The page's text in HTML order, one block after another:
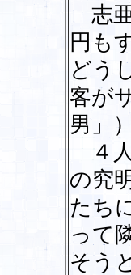
志
円も
どう
客が
男」）
４
の究
たち
って
そう